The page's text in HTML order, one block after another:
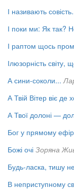
І називають
І поки ми: Як так?
І раптом щось
Ілюзорність світу,
А сини-соколи...
А Твій Вітер віє де
А Твої долоні —
Бог у прямому
Божі очі Зоряна
Будь-ласка, тишу
В неприступному